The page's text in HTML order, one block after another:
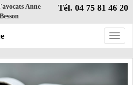
Tél. 04 75 81 46 20
Anne
Toggle